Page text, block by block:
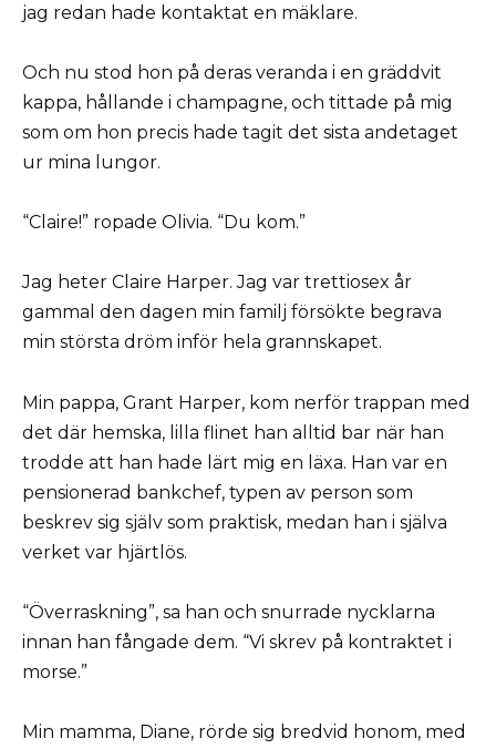
jag redan hade kontaktat en mäklare.
Och nu stod hon på deras veranda i en gräddvit
kappa, hållande i champagne, och tittade på mig
som om hon precis hade tagit det sista andetaget
ur mina lungor.
“Claire!” ropade Olivia. “Du kom.”
Jag heter Claire Harper. Jag var trettiosex år
gammal den dagen min familj försökte begrava
min största dröm inför hela grannskapet.
Min pappa, Grant Harper, kom nerför trappan med
det där hemska, lilla flinet han alltid bar när han
trodde att han hade lärt mig en läxa. Han var en
pensionerad bankchef, typen av person som
beskrev sig själv som praktisk, medan han i själva
verket var hjärtlös.
“Överraskning”, sa han och snurrade nycklarna
innan han fångade dem. “Vi skrev på kontraktet i
morse.”
Min mamma, Diane, rörde sig bredvid honom, med